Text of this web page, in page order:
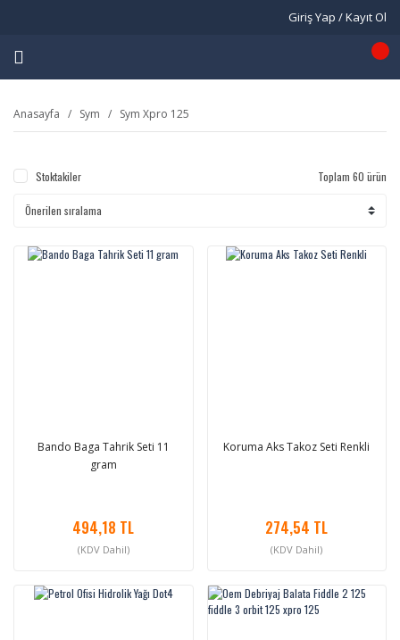
Giriş Yap / Kayıt Ol
Anasayfa Sym Sym Xpro 125
Stoktakiler Toplam 60 ürün
Bando Baga Tahrik Seti 11
gram
494,18 TL
(KDV Dahil)
Koruma Aks Takoz Seti Renkli
274,54 TL
(KDV Dahil)